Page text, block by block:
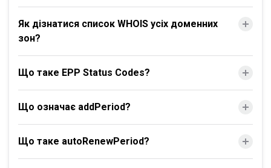
Як дізнатися список WHOIS усіх доменних
зон?
Що таке EPP Status Codes?
Що означає addPeriod?
Що таке autoRenewPeriod?